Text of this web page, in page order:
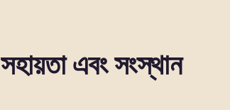
সহায়তা এবং সংস্থান